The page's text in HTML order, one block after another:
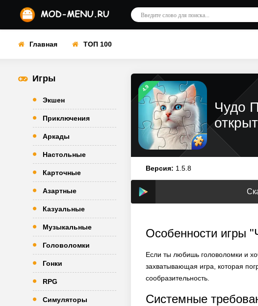
Главная ТОП 100
Игры
Экшен
Приключения
Аркады
Настольные
Карточные
Азартные
Казуальные
Музыкальные
Головоломки
Гонки
RPG
Симуляторы
4.9
Чудо
Версия: 1.5.8
Особенности игры
Если ты любишь головоломки и
захватывающая игра, которая
сообразительность.
Системные